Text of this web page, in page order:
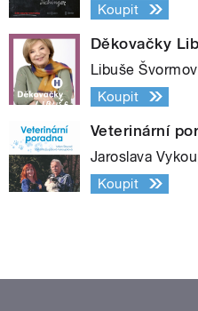
Koupit
Děkovačky
Libuše
Koupit
Veterinární
Jaroslava
Koupit